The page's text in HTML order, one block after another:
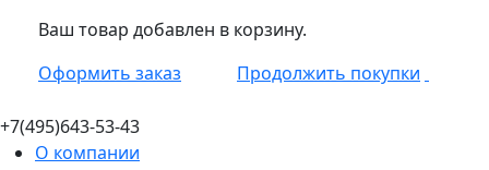
Ваш товар добавлен в корзину.
Оформить заказ
Продолжить покупки
+7(495)643-53-43
О компании